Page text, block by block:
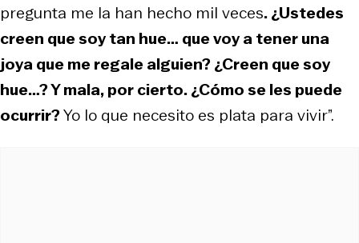
pregunta me la han hecho mil veces. ¿Ustedes
creen que soy tan hue… que voy a tener una
joya que me regale alguien? ¿Creen que soy
hue…? Y mala, por cierto. ¿Cómo se les puede
ocurrir?Yo lo que necesito es plata para vivir”.